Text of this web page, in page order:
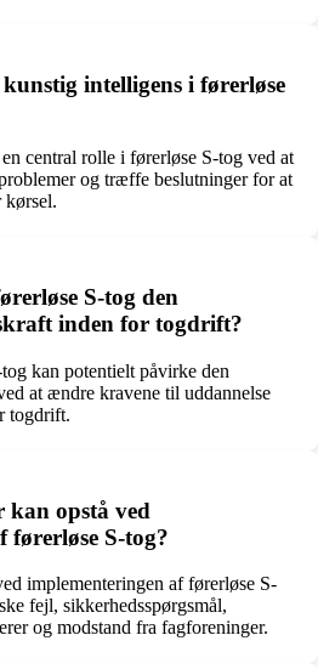
intelligens i førerløse
central rolle i førerløse S-tog ved at
og træffe beslutninger for at
kørsel.
S-tog den
inden for togdrift?
kan potentielt påvirke den
at ændre kravene til uddannelse
togdrift.
opstå ved
førerløse S-tog?
implementeringen af førerløse S-
fejl, sikkerhedsspørgsmål,
og modstand fra fagforeninger.